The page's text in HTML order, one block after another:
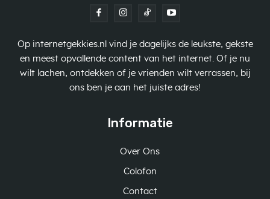
Op internetgekkies.nl vind je dagelijks de leukste, gekste
en meest opvallende content van het internet. Of je nu
wilt lachen, ontdekken of je vrienden wilt verrassen, bij
ons ben je aan het juiste adres!
Informatie
Over Ons
Colofon
Contact